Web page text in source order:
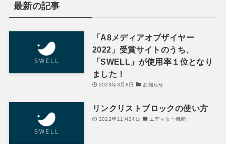
最新の記事
「A8メディアオブザイヤー
2022」受賞サイトのうち、
「SWELL」が使用率１位となり
ました！
2023年3月8日 お知らせ
リンクリストブロックの使い方
2022年11月24日 エディター機能